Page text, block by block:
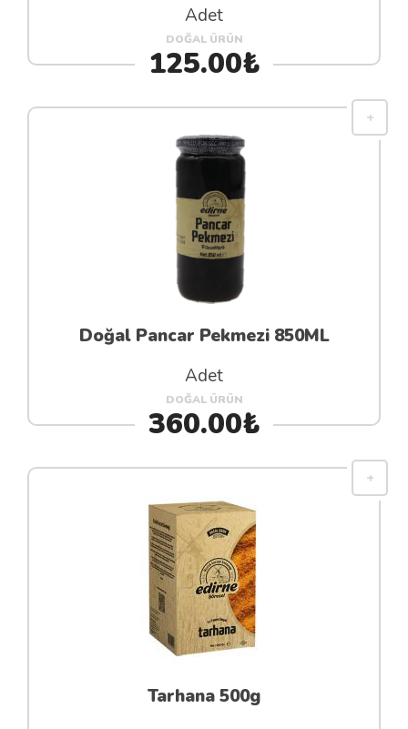
Adet
DOĞAL ÜRÜN
125.00₺
Doğal Pancar Pekmezi 850ML
Adet
DOĞAL ÜRÜN
360.00₺
Tarhana 500g